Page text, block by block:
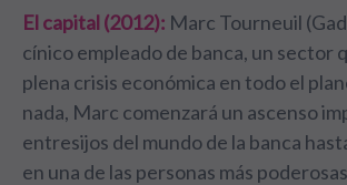
El capital (2012): Marc Tourneuil
cínico empleado de banca, un sector
plena crisis económica en todo el
nada, Marc comenzará un ascenso
entresijos del mundo de la banca
en una de las personas más